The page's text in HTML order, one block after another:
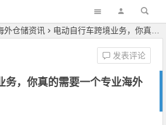
外仓储资讯 电动自行车跨境业务，你真的需要一个专业海外仓来协助你
务，你真的需要一个专业海外
发表评论